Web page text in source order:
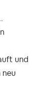
und
neu